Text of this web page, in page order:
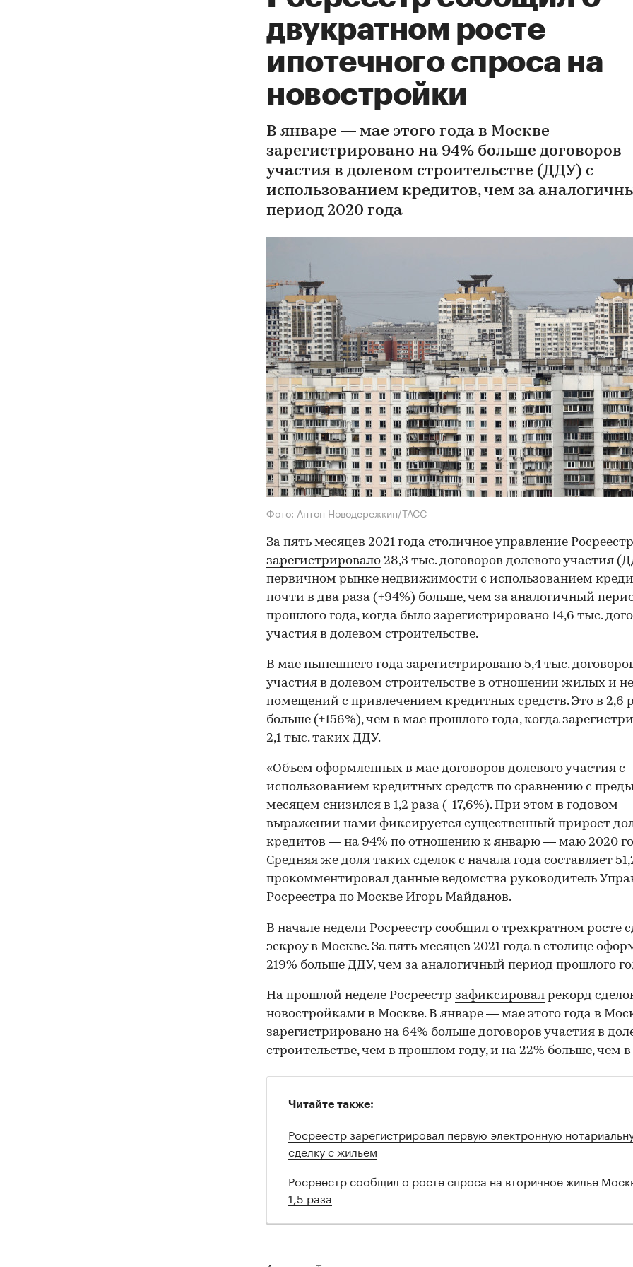
двукратном росте
ипотечного спроса на
новостройки
В январе — мае этого года в Москве
зарегистрировано на 94% больше договоров
участия в долевом строительстве (ДДУ) с
использованием кредитов, чем за
период 2020 года
Фото: Антон Новодережкин/ТАСС
За пять месяцев 2021 года столичное управление
зарегистрировало 28,3 тыс. договоров долевого участия
первичном рынке недвижимости с использованием
почти в два раза (+94%) больше, чем за аналогичный
прошлого года, когда было зарегистрировано 14,6 тыс.
участия в долевом строительстве.
В мае нынешнего года зарегистрировано 5,4 тыс.
участия в долевом строительстве в отношении жилых и
помещений с привлечением кредитных средств. Это в 2,6
больше (+156%), чем в мае прошлого года, когда
2,1 тыс. таких ДДУ.
«Объем оформленных в мае договоров долевого участия с
использованием кредитных средств по сравнению с
месяцем снизился в 1,2 раза (-17,6%). При этом в годовом
выражении нами фиксируется существенный прирост
кредитов — на 94% по отношению к январю — маю 2020
Средняя же доля таких сделок с начала года составляет
прокомментировал данные ведомства руководитель
Росреестра по Москве Игорь Майданов.
В начале недели Росреестр сообщил о трехкратном росте
эскроу в Москве. За пять месяцев 2021 года в столице
219% больше ДДУ, чем за аналогичный период прошлого
На прошлой неделе Росреестр зафиксировал рекорд
новостройками в Москве. В январе — мае этого года в
зарегистрировано на 64% больше договоров участия в
строительстве, чем в прошлом году, и на 22% больше, чем
Читайте также:
Росреестр зарегистрировал первую электронную
сделку с жильем
Росреестр сообщил о росте спроса на вторичное жилье
1,5 раза